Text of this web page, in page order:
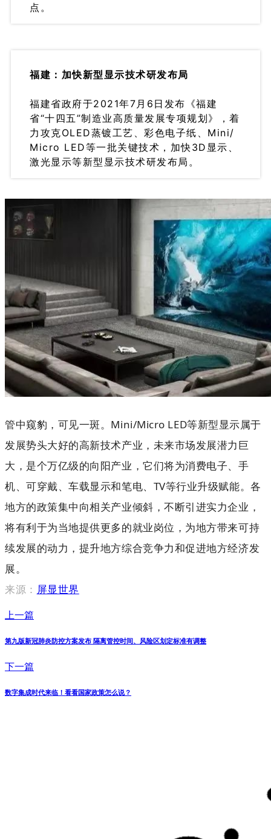
点。
福建：加快新型显示技术研发布局
福建省政府于2021年7月6日发布《福建
省“十四五”制造业高质量发展专项规划》，着
力攻克OLED蒸镀工艺、彩色电子纸、Mini/
Micro LED等一批关键技术，加快3D显示、
激光显示等新型显示技术研发布局。
管中窥豹，可见一斑。 Mini/Micro LED等新型显示属于
发展势头大好的高新技术产业，未来市场发展潜力巨
大，是个万亿级的向阳产业，它们将为消费电子、手
机、可穿戴、车载显示和笔电、TV等行业升级赋能。各
地方的政策集中向相关产业倾斜，不断引进实力企业，
将有利于为当地提供更多的就业岗位，为地方带来可持
续发展的动力，提升地方综合竞争力和促进地方经济发
展。
来源： 屏显世界
上一篇
第九版新冠肺炎防控方案发布 隔离管控时间、风险区划定标准有调整
下一篇
数字集成时代来临！看看国家政策怎么说？